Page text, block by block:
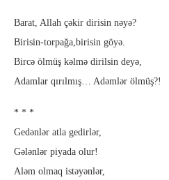
Barat, Allah çəkir dirisin nəyə?
Birisin-torpağa,birisin göyə.
Bircə ölmüş kəlmə dirilsin deyə,
Adamlar qırılmış… Adəmlər ölmüş?!
* * *
Gedənlər atla gedirlər,
Gələnlər piyada olur!
Aləm olmaq istəyənlər,